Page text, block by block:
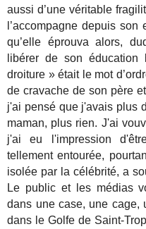
aussi d’une véritable
l’accompagne depuis
qu’elle éprouva alors,
libérer de son
droiture » était le mot
de cravache de son père
j'ai pensé que j'avais plus
maman, plus rien. J'ai
j'ai eu l'impression
tellement entourée,
isolée par la célébrité, a
Le public et les médias
dans une case, une cage,
dans le Golfe de Saint-